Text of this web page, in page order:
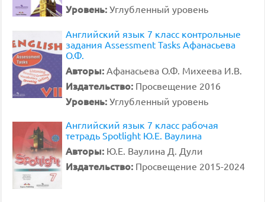
Уровень: Углубленный уровень
Английский язык 7 класс контрольные
задания Assessment Tasks Афанасьева
О.Ф.
Авторы: Афанасьева О.Ф. Михеева И.В.
Издательство: Просвещение 2016
Уровень: Углубленный уровень
Английский язык 7 класс рабочая
тетрадь Spotlight Ю.Е. Ваулина
Авторы: Ю.Е. Ваулина Д. Дули
Издательство: Просвещение 2015-2024